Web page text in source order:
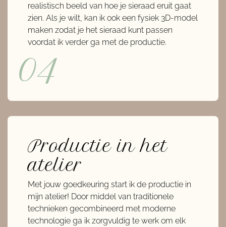
04
realistisch beeld van hoe je sieraad eruit gaat
zien. Als je wilt, kan ik ook een fysiek 3D-model
maken zodat je het sieraad kunt passen
voordat ik verder ga met de productie.
Productie in het
atelier
Met jouw goedkeuring start ik de productie in
mijn atelier! Door middel van traditionele
technieken gecombineerd met moderne
technologie ga ik zorgvuldig te werk om elk